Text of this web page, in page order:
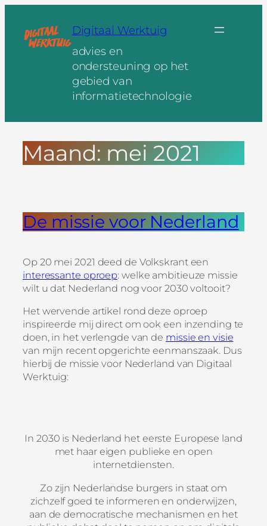
naar
Digitaal Werktuig
advies en
ondersteuning op het
gebied van
informatietechnologie
Maand: mei 2021
De missie voor Nederland
Op 20 mei 2021 deed de Volkskrant een
interessante oproep: welke ambitieuze missie
wilt u dat Nederland nog voor 2030 voltooit?
Het wervende artikel rond deze oproep
inspireerde mij direct om ook een inzending te
doen, in het verlengde van de missie en visie
van mijn recent opgerichte eenmanszaak. Dus
hierbij de missie voor Nederland van Digitaal
Werktuig:
In 2030 is Nederland het eerste Europese land
met haar eigen publieke en open
internetdiensten.
Zo zijn Nederlandse burgers in staat om
zichzelf goed te informeren en onderwijzen,
aan de democratische mechanismen en het